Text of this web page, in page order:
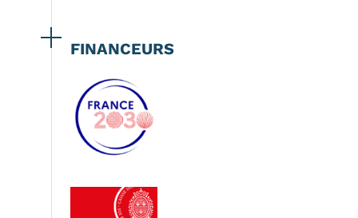
FINANCEURS